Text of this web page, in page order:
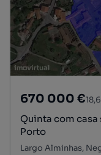
670 000 €
Quinta com casa
Porto
Largo Alminhas,